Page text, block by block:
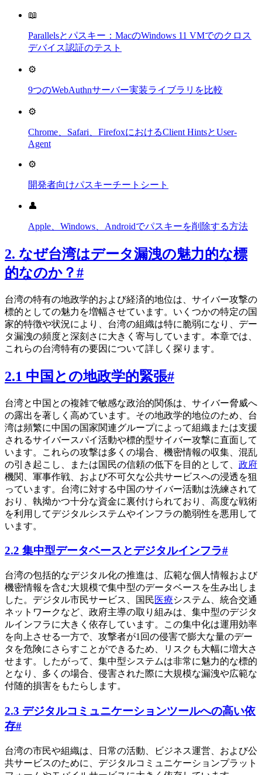
📖
Parallelsとパスキー：MacのWindows 11 VMでのクロス
デバイス認証のテスト
⚙️
9つのWebAuthnサーバー実装ライブラリを比較
⚙️
Chrome、Safari、FirefoxにおけるClient HintsとUser-
Agent
⚙️
開発者向けパスキーチートシート
👤
Apple、Windows、Androidでパスキーを削除する方法
2. なぜ台湾はデータ漏洩の魅力的な標
的なのか？#
台湾の特有の地政学的および経済的地位は、サイバー攻撃の
標的としての魅力を増幅させています。いくつかの特定の国
家的特徴や状況により、台湾の組織は特に脆弱になり、デー
タ漏洩の頻度と深刻さに大きく寄与しています。本章では、
これらの台湾特有の要因について詳しく探ります。
2.1 中国との地政学的緊張#
台湾と中国との複雑で敏感な政治的関係は、サイバー脅威へ
の露出を著しく高めています。その地政学的地位のため、台
湾は頻繁に中国の国家関連グループによって組織または支援
されるサイバースパイ活動や標的型サイバー攻撃に直面して
います。これらの攻撃は多くの場合、機密情報の収集、混乱
の引き起こし、または国民の信頼の低下を目的として、 政府
機関、軍事作戦、および不可欠な公共サービスへの浸透を狙
っています。台湾に対する中国のサイバー活動は洗練されて
おり、執拗かつ十分な資金に裏付けられており、高度な戦術
を利用してデジタルシステムやインフラの脆弱性を悪用して
います。
2.2 集中型データベースとデジタルインフラ#
台湾の包括的なデジタル化の推進は、広範な個人情報および
機密情報を含む大規模で集中型のデータベースを生み出しま
した。デジタル市民サービス、国民医療システム、統合交通
ネットワークなど、政府主導の取り組みは、集中型のデジタ
ルインフラに大きく依存しています。この集中化は運用効率
を向上させる一方で、攻撃者が1回の侵害で膨大な量のデー
タを危険にさらすことができるため、リスクも大幅に増大さ
せます。したがって、集中型システムは非常に魅力的な標的
となり、多くの場合、侵害された際に大規模な漏洩や広範な
付随的損害をもたらします。
2.3 デジタルコミュニケーションツールへの高い依
存#
台湾の市民や組織は、日常の活動、ビジネス運営、および公
共サービスのために、デジタルコミュニケーションプラット